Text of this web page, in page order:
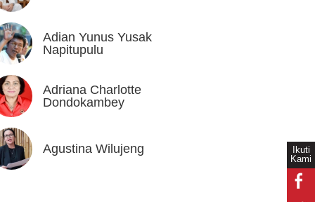
Ikuti
Kami
Adian Yunus Yusak
Napitupulu
Adriana Charlotte
Dondokambey
Agustina Wilujeng Andi